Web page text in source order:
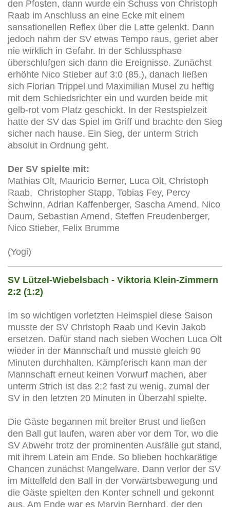
den Pfosten, dann wurde ein Schuss von Christoph
Raab im Anschluss an eine Ecke mit einem
sansationellen Reflex über die Latte gelenkt. Dann
jedoch nahm der SV etwas Tempo raus, geriet aber
nie wirklich in Gefahr. In der Schlussphase
überschlufgen sich dann die Ereignisse. Zunächst
erhöhte Nico Stieber auf 3:0 (85.), danach ließen
sich Florian Trippel und Maximilian Musel zu heftig
mit dem Schiedsrichter ein und wurden beide mit
gelb-rot vom Platz geschickt. In der Restspielzeit
hatte der SV das Spiel im Griff und brachte den Sieg
sicher nach hause. Ein Sieg, der unterm Strich
absolut in Ordnung geht.
Der SV spielte mit:
Mathias Olt, Mauricio Berner, Luca Olt, Christoph
Raab, Christopher Stapp, Tobias Fey, Percy
Schwinn, Adrian Kaffenberger, Sascha Amend, Nico
Daum, Sebastian Amend, Steffen Freudenberger,
Nico Stieber, Felix Brumme
(Yogi)
SV Lützel-Wiebelsbach - Viktoria Klein-Zimmern
2:2 (1:2)
Im so wichtigen vorletzten Heimspiel diese Saison
musste der SV Christoph Raab und Kevin Jakob
ersetzen. Dafür stand nach sieben Wochen Luca Olt
wieder in der Mannschaft und musste gleich 90
Minuten durchhalten. Kämpferisch kann man der
Mannschaft erneut keinen Vorwurf machen, aber
unterm Strich ist das 2:2 fast zu wenig, zumal der
SV in den letzten 20 Minuten in Überzahl spielte.
Die Gäste begannen mit breiter Brust und ließen
den Ball gut laufen, waren aber vor dem Tor, wo die
SV Abwehr trotz der prominenten Ausfälle gut stand,
mit ihrem Latein am Ende. So blieben hochkarätige
Chancen zunächst Mangelware. Dann verlor der SV
im Mittelfeld den Ball in der Vorwärtsbewegung und
die Gäste spielten den Konter schnell und gekonnt
aus. Am Ende war es Marvin Bernhard, der den